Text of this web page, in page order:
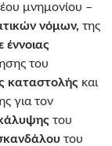
μνημονίου –
νόμων, της
έννοιας
του
καταστολής και
για τον
του
του